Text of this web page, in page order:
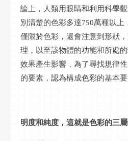
論上，人類用眼睛和利用科學
別清楚的色彩多達750萬種以上
僅限於色彩，還會注意到形狀
理，以至該物體的功能和所處
效果產生影響，為了尋找規律
的要素，認為構成色彩的基本要
明度和純度，這就是色彩的三